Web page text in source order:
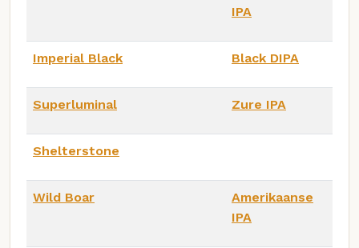
IPA
Imperial Black Black DIPA
Superluminal Zure IPA
Shelterstone
Wild Boar
Amerikaanse
IPA